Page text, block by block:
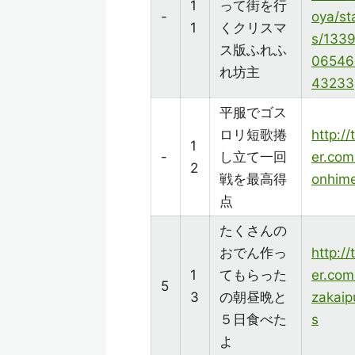
-
1
1
って街を行
くクリスマ
ス版ふれふ
れ坊主
oya/
s/
43233
-
1
2
平服でゴス
ロリ短歌捲
し立て一回
戦を最高得
点
http://
5
1
3
たくさんの
おでん作っ
てもらった
の朝昼晩と
５日食べた
よ
http://
s